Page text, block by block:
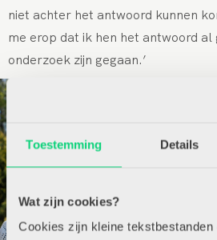
Toestemming Details
Wat zijn cookies?
Cookies zijn kleine tekstbestanden
niet achter het antwoord kunnen
me erop dat ik hen het antwoord
onderzoek zijn gegaan.’